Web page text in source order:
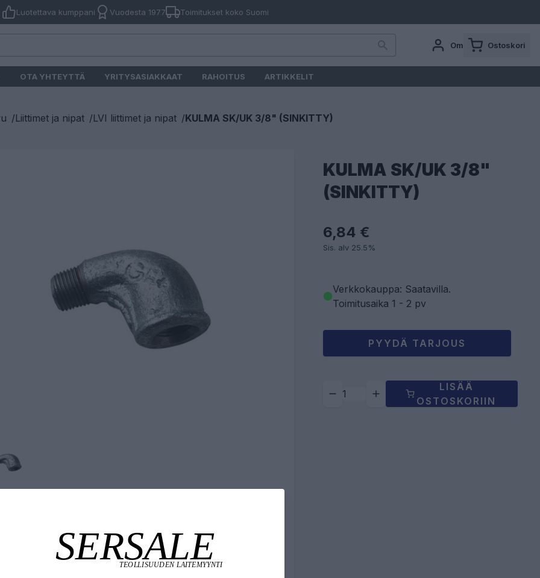
Luotettava kumppani Vuodesta 1977 Toimitukset koko Suomi
Oma tili Ostoskori
OTA YHTEYTTÄ YRITYSASIAKKAAT RAHOITUS ARTIKKELIT
/Liittimet ja nipat /LVI liittimet ja nipat /KULMA SK/UK 3/8" (SINKITTY)
Tuotekuvaus Tekniset edut
kierreosa. EN 10242/A1
KULMA SK/UK 3/8"
(SINKITTY)
6,84 €
Sis. alv 25.5%
Verkkokauppa: Saatavilla.
Toimitusaika 1 - 2 pv
PYYDÄ TARJOUS
LISÄÄ
OSTOSKORIIN